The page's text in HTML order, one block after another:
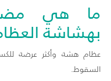
ما هي
بهشاشة
عظام هشة وأكثر عرضة
السقوط.